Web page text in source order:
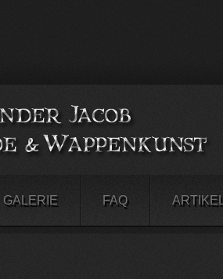
GALERIE FAQ ARTIKEL